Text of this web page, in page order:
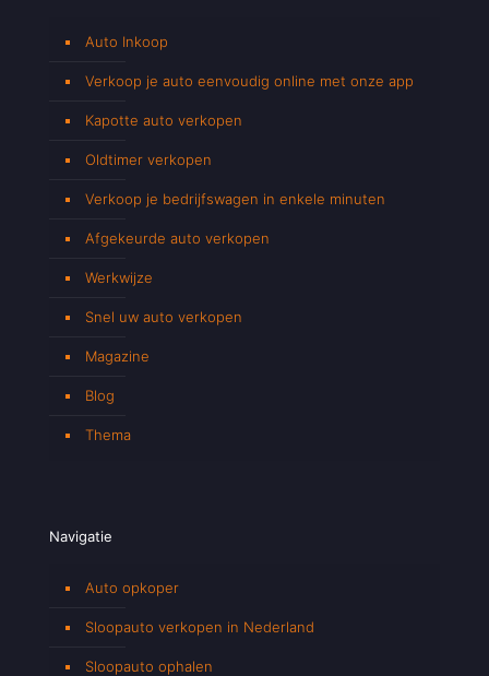
Auto Inkoop
Verkoop je auto eenvoudig online met onze app
Kapotte auto verkopen
Oldtimer verkopen
Verkoop je bedrijfswagen in enkele minuten
Afgekeurde auto verkopen
Werkwijze
Snel uw auto verkopen
Magazine
Blog
Thema
Navigatie
Auto opkoper
Sloopauto verkopen in Nederland
Sloopauto ophalen